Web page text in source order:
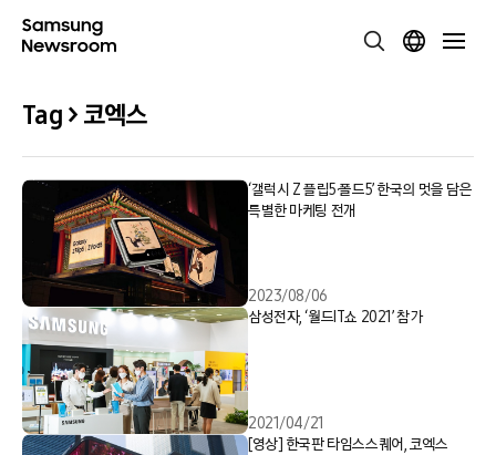
Tag > 코엑스
‘갤럭시 Z 플립5·폴드5’ 한국의 멋을 담은
특별한 마케팅 전개
2023/08/06
삼성전자, ‘월드IT쇼 2021’ 참가
2021/04/21
[영상] 한국판 타임스스퀘어, 코엑스